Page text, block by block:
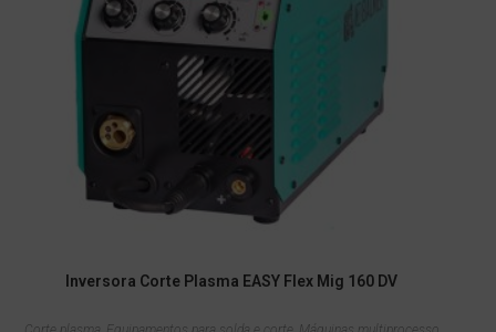
Inversora Corte Plasma EASY Flex Mig 160 DV